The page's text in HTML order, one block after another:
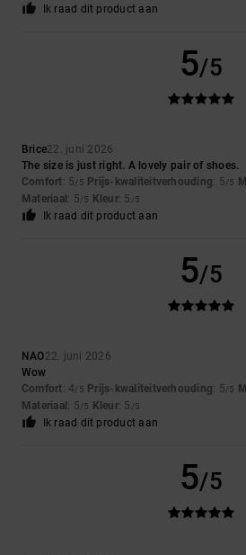
Ik raad dit product aan
5/5
Brice22. juni 2026
The size is just right. A lovely pair of shoes.
Comfort: 5/5 Prijs-kwaliteitverhouding: 5/5
Materiaal : 5/5 Kleur: 5 /5
Ik raad dit product aan
5/5
NAO22. juni 2026
Wow
Comfort: 4/5 Prijs-kwaliteitverhouding: 5/5
Materiaal : 5/5 Kleur: 5 /5
Ik raad dit product aan
5/5